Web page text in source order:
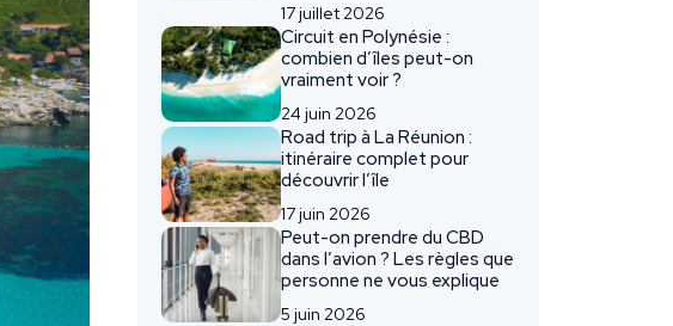
17 juillet 2026
Circuit en Polynésie :
combien d’îles peut-on
vraiment voir ?
24 juin 2026
Road trip à La Réunion :
itinéraire complet pour
découvrir l’île
17 juin 2026
Peut-on prendre du CBD
dans l’avion ? Les règles que
personne ne vous explique
5 juin 2026